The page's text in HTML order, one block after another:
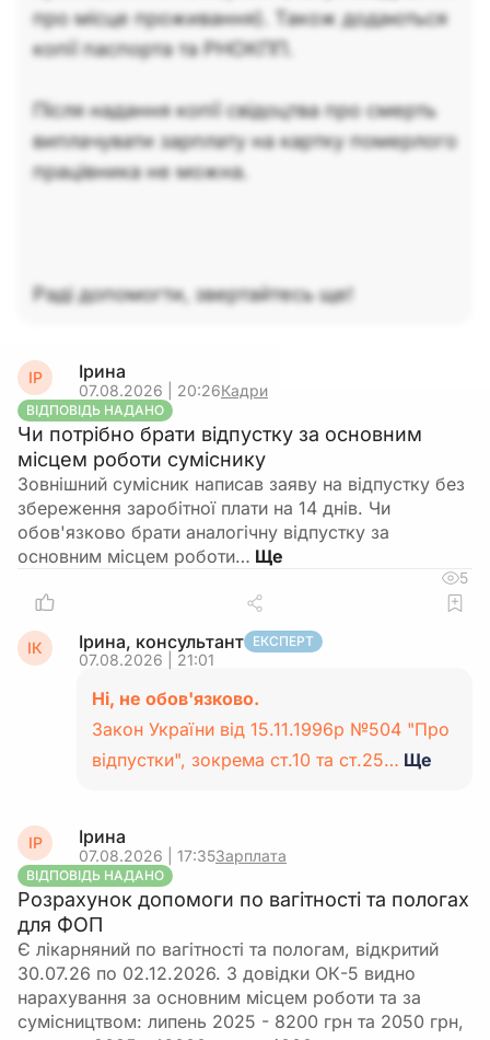
про місце проживання). Також додаються
копії паспорта та РНОКПП.
Після надання копії свідоцтва про смерть
виплачувати зарплату на картку померлого
працівника не можна.
Раді допомогти, звертайтесь ще!
ІР Ірина
07.08.2026 | 20:26Кадри
ВІДПОВІДЬ НАДАНО
Чи потрібно брати відпустку за основним
місцем роботи суміснику
Зовнішний сумісник написав заяву на відпустку без
збереження заробітної плати на 14 днів. Чи
обов'язково брати аналогічну відпустку за
основним місцем роботи…
5
ІК Ірина, консультант ЕКСПЕРТ
07.08.2026 | 21:01
Ні, не обов'язково.
Закон України від 15.11.1996р №504 "Про
відпустки", зокрема ст.10 та ст.25… Ще
ІР Ірина
07.08.2026 | 17:35Зарплата
ВІДПОВІДЬ НАДАНО
Розрахунок допомоги по вагітності та пологах
для ФОП
Є лікарняний по вагітності та пологам, відкритий
30.07.26 по 02.12.2026. З довідки ОК-5 видно
нарахування за основним місцем роботи та за
сумісництвом: липень 2025 - 8200 грн та 2050 грн,